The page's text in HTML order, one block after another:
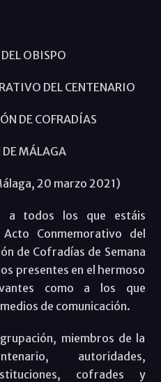
OBISPO
DEL CENTENARIO
DE COFRADÍAS
DE MÁLAGA
20 marzo 2021)
a todos los que estáis
Conmemorativo del
de Cofradías de Semana
presentes en el hermoso
como a los que
de comunicación.
miembros de la
autoridades,
cofrades y